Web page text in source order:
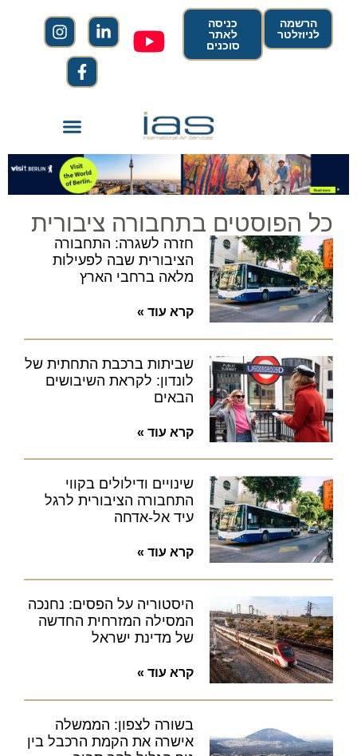
הרשמה
לניוזלטר
כניסה
לאתר
סוכנים
כל הפוסטים בתחבורה ציבורית
חזרה לשגרה: התחבורה
הציבורית שבה לפעילות
מלאה ברחבי הארץ
קרא עוד »
שביתות ברכבת התחתית של
לונדון: לקראת השיבושים
הבאים
קרא עוד »
שינויים ודילולים בקווי
התחבורה הציבורית לרגל
עיד אל-אדחה
קרא עוד »
היסטוריה על הפסים: נחנכה
המסילה המזרחית החדשה
של מדינת ישראל
קרא עוד »
בשורה לצפון: הממשלה
אישרה את הקמת הרכבל בין